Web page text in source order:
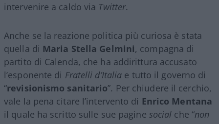
intervenire a caldo via Twitter.
Anche se la reazione politica più curiosa è stata
quella di Maria Stella Gelmini, compagna di
partito di Calenda, che ha addirittura accusato
l’esponente di Fratelli d’Italia e tutto il governo di
“revisionismo sanitario”. Per chiudere il cerchio,
vale la pena citare l’intervento di Enrico Mentana
il quale ha scritto sulle sue pagine social che “non